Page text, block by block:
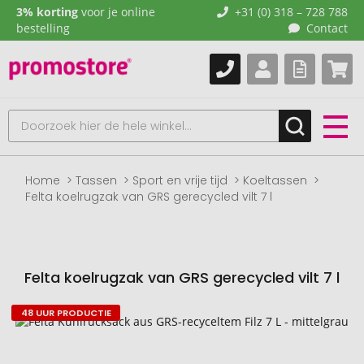
3% korting voor je online
bestelling
+31 (0) 318 – 728 788
Contact
Home Tassen Sport en vrije tijd
Koeltassen
Felta koelrugzak van GRS gerecycled vilt 7 l
Felta koelrugzak van GRS gerecycled vilt 7 l
Naar
48 UUR PRODUCTIE